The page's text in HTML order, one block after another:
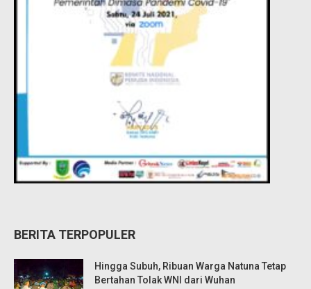
BERITA TERPOPULER
Hingga Subuh, Ribuan Warga Natuna Tetap
Bertahan Tolak WNI dari Wuhan